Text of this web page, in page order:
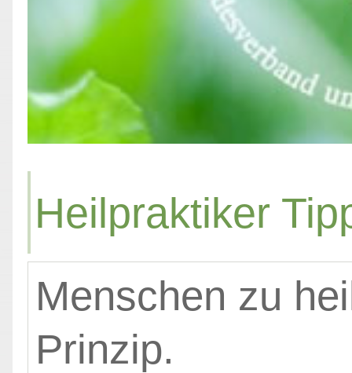
Heilpraktiker
Menschen zu
Prinzip.